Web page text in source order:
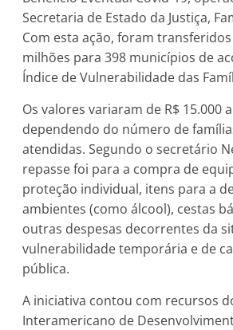
Secretaria de Estado da Justiça,
Com esta ação, foram transferidos
milhões para 398 municípios de
Índice de Vulnerabilidade das
Os valores variaram de R$ 15.000
dependendo do número de
atendidas. Segundo o secretário
repasse foi para a compra de
proteção individual, itens para a
ambientes (como álcool), cestas
outras despesas decorrentes da
vulnerabilidade temporária e de
pública.
A iniciativa contou com recursos
Interamericano de